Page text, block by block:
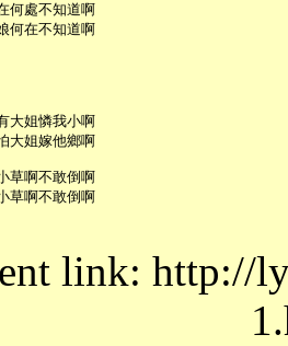
何處不知道啊
何在不知道啊
大姐憐我小啊
大姐嫁他鄉啊
草啊不敢倒啊
草啊不敢倒啊
link: http://